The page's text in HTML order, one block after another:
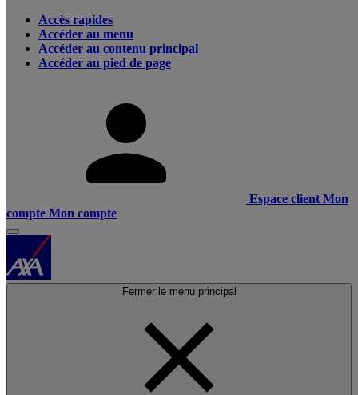
Accès rapides
Accéder au menu
Accéder au contenu principal
Accéder au pied de page
Espace client Mon
compte Mon compte
Fermer le menu principal